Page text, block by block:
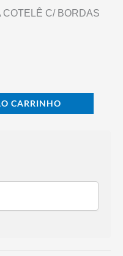
COTELÊ C/ BORDAS
CARRINHO